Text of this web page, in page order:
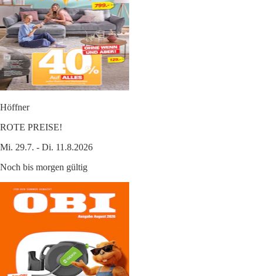
Höffner
ROTE PREISE!
Mi. 29.7. - Di. 11.8.2026
Noch bis morgen gültig